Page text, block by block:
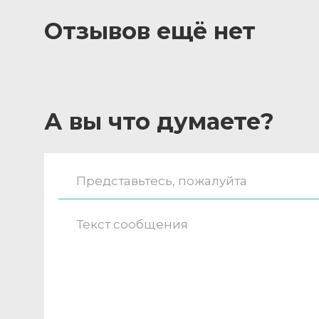
Отзывов ещё нет
А вы что думаете?